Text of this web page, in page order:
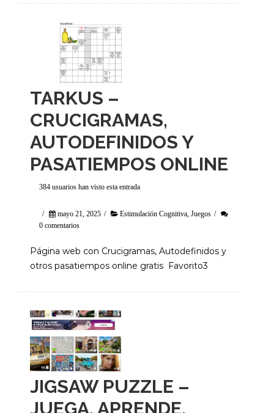
TARKUS –
CRUCIGRAMAS,
AUTODEFINIDOS Y
PASATIEMPOS ONLINE
384 usuarios han visto esta entrada
/ mayo 21, 2025 / Estimulación Cognitiva Juegos /
0 comentarios
Página web con Crucigramas, Autodefinidos y
otros pasatiempos online gratis Favorito3
JIGSAW PUZZLE –
JUEGA, APRENDE,